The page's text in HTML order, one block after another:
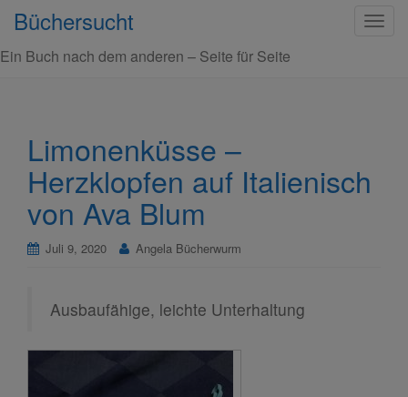
S
Büchersucht
Ein Buch nach dem anderen – Seite für Seite
Limonenküsse –
Herzklopfen auf Italienisch
von Ava Blum
Juli 9, 2020 Angela Bücherwurm
Ausbaufähige, leichte Unterhaltung